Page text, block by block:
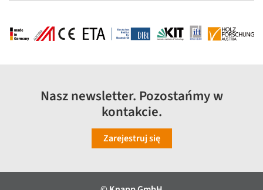
Nasz newsletter. Pozostańmy w
kontakcie.
Zarejestruj się